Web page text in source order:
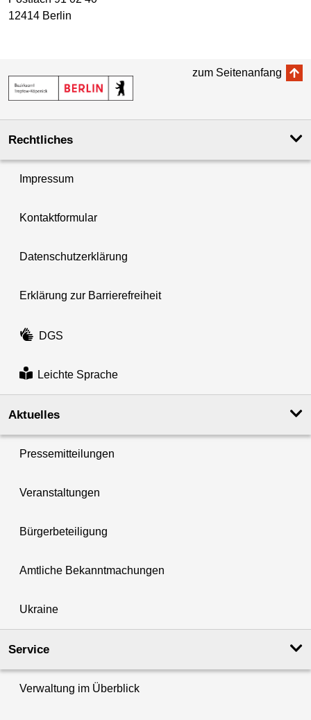
12414 Berlin
zum Seitenanfang
Rechtliches
Impressum
Kontaktformular
Datenschutzerklärung
Erklärung zur Barrierefreiheit
DGS
Leichte Sprache
Aktuelles
Pressemitteilungen
Veranstaltungen
Bürgerbeteiligung
Amtliche Bekanntmachungen
Ukraine
Service
Verwaltung im Überblick